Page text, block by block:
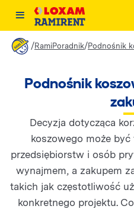
/RamiPoradnik/Podnośnik
Podnośnik
Decyzja dotycząca
koszowego może
przedsiębiorstw i osób
wynajmem, a zakupem
takich jak częstotliwość
konkretnego projektu.